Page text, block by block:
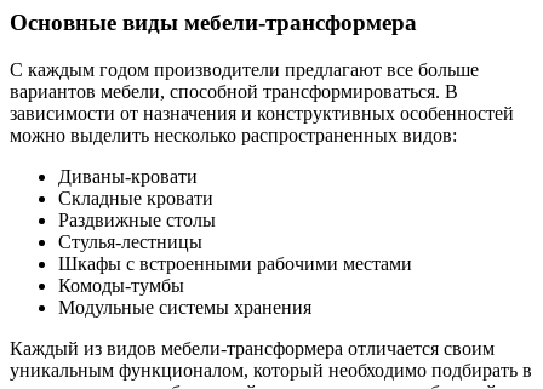
Основные виды мебели-трансформера
С каждым годом производители предлагают все больше
вариантов мебели, способной трансформироваться. В
зависимости от назначения и конструктивных особенностей
можно выделить несколько распространенных видов:
Диваны-кровати
Складные кровати
Раздвижные столы
Стулья-лестницы
Шкафы с встроенными рабочими местами
Комоды-тумбы
Модульные системы хранения
Каждый из видов мебели-трансформера отличается своим
уникальным функционалом, который необходимо подбирать в